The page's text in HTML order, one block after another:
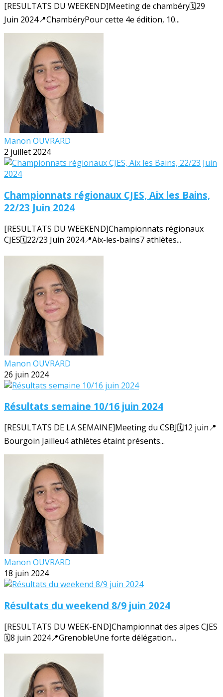
[RESULTATS DU WEEKEND]Meeting de chambéry🗓️29
Juin 2024📍ChambéryPour cette 4e édition, 10...
Manon OUVRARD
2 juillet 2024
Championnats régionaux CJES, Aix les Bains,
22/23 Juin 2024
[RESULTATS DU WEEKEND]Championnats régionaux
CJES🗓️22/23 Juin 2024📍Aix-les-bains7 athlètes...
Manon OUVRARD
26 juin 2024
Résultats semaine 10/16 juin 2024
[RESULTATS DE LA SEMAINE]Meeting du CSBJ🗓️12 juin📍
Bourgoin Jailleu4 athlètes étaint présents...
Manon OUVRARD
18 juin 2024
Résultats du weekend 8/9 juin 2024
[RESULTATS DU WEEK-END]Championnat des alpes CJES
🗓️8 juin 2024📍GrenobleUne forte délégation...